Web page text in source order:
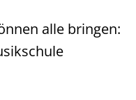
alle bringen: